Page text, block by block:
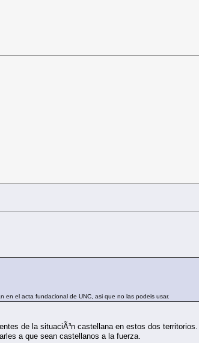
en el acta fundacional de UNC, asi que no las podeis usar.
de la situaciÃ³n castellana en estos dos
a que sean castellanos a la fuerza.